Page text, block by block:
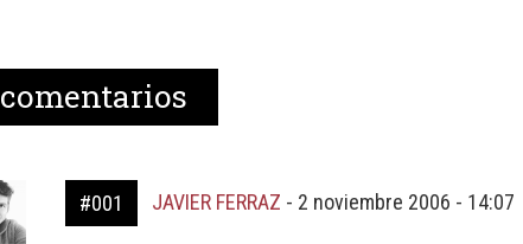
comentarios
#001 JAVIER FERRAZ - 2 noviembre 2006 - 14:07